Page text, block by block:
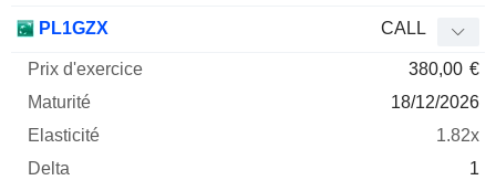
PL1GZX CALL
380,00 €
18/12/2026
1.82x
1